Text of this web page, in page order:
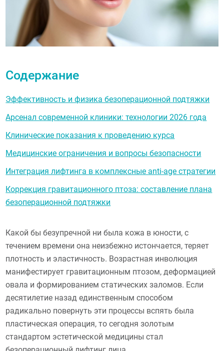
Содержание
Эффективность и физика безоперационной подтяжки
Арсенал современной клиники: технологии 2026 года
Клинические показания к проведению курса
Медицинские ограничения и вопросы безопасности
Интеграция лифтинга в комплексные anti-age стратегии
Коррекция гравитационного птоза: составление плана
безоперационной подтяжки
Какой бы безупречной ни была кожа в юности, с
течением времени она неизбежно истончается, теряет
плотность и эластичность. Возрастная инволюция
манифестирует гравитационным птозом, деформацией
овала и формированием статических заломов. Если
десятилетие назад единственным способом
радикально повернуть эти процессы вспять была
пластическая операция, то сегодня золотым
стандартом эстетической медицины стал